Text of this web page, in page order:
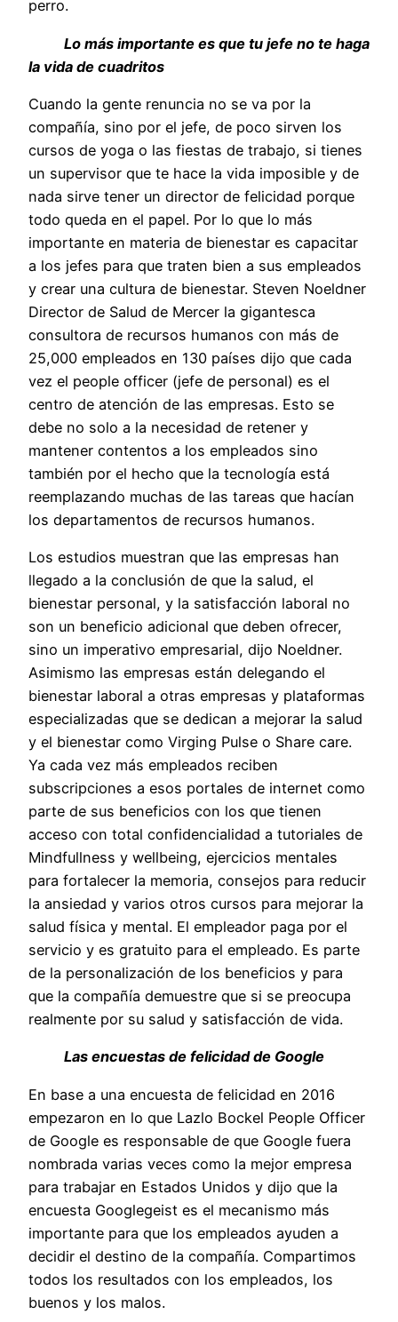
perro.
Lo más importante es que tu jefe no te haga
la vida de cuadritos
Cuando la gente renuncia no se va por la
compañía, sino por el jefe, de poco sirven los
cursos de yoga o las fiestas de trabajo, si tienes
un supervisor que te hace la vida imposible y de
nada sirve tener un director de felicidad porque
todo queda en el papel. Por lo que lo más
importante en materia de bienestar es capacitar
a los jefes para que traten bien a sus empleados
y crear una cultura de bienestar. Steven Noeldner
Director de Salud de Mercer la gigantesca
consultora de recursos humanos con más de
25,000 empleados en 130 países dijo que cada
vez el people officer (jefe de personal) es el
centro de atención de las empresas. Esto se
debe no solo a la necesidad de retener y
mantener contentos a los empleados sino
también por el hecho que la tecnología está
reemplazando muchas de las tareas que hacían
los departamentos de recursos humanos.
Los estudios muestran que las empresas han
llegado a la conclusión de que la salud, el
bienestar personal, y la satisfacción laboral no
son un beneficio adicional que deben ofrecer,
sino un imperativo empresarial, dijo Noeldner.
Asimismo las empresas están delegando el
bienestar laboral a otras empresas y plataformas
especializadas que se dedican a mejorar la salud
y el bienestar como Virging Pulse o Share care.
Ya cada vez más empleados reciben
subscripciones a esos portales de internet como
parte de sus beneficios con los que tienen
acceso con total confidencialidad a tutoriales de
Mindfullness y wellbeing, ejercicios mentales
para fortalecer la memoria, consejos para reducir
la ansiedad y varios otros cursos para mejorar la
salud física y mental. El empleador paga por el
servicio y es gratuito para el empleado. Es parte
de la personalización de los beneficios y para
que la compañía demuestre que si se preocupa
realmente por su salud y satisfacción de vida.
Las encuestas de felicidad de Google
En base a una encuesta de felicidad en 2016
empezaron en lo que Lazlo Bockel People Officer
de Google es responsable de que Google fuera
nombrada varias veces como la mejor empresa
para trabajar en Estados Unidos y dijo que la
encuesta Googlegeist es el mecanismo más
importante para que los empleados ayuden a
decidir el destino de la compañía. Compartimos
todos los resultados con los empleados, los
buenos y los malos.